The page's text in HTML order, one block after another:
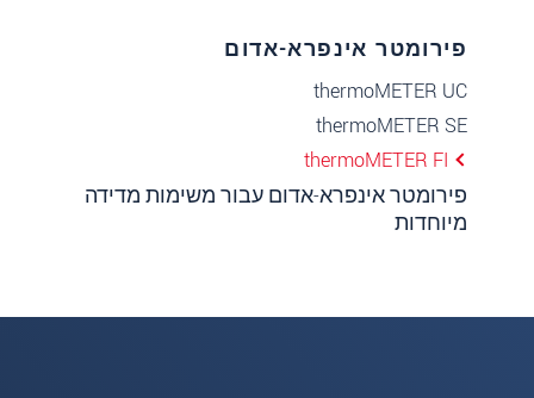
פירומטר אינפרא-אדום
thermoMETER UC
thermoMETER SE
thermoMETER FI
פירומטר אינפרא-אדום עבור משימות מדידה
מיוחדות